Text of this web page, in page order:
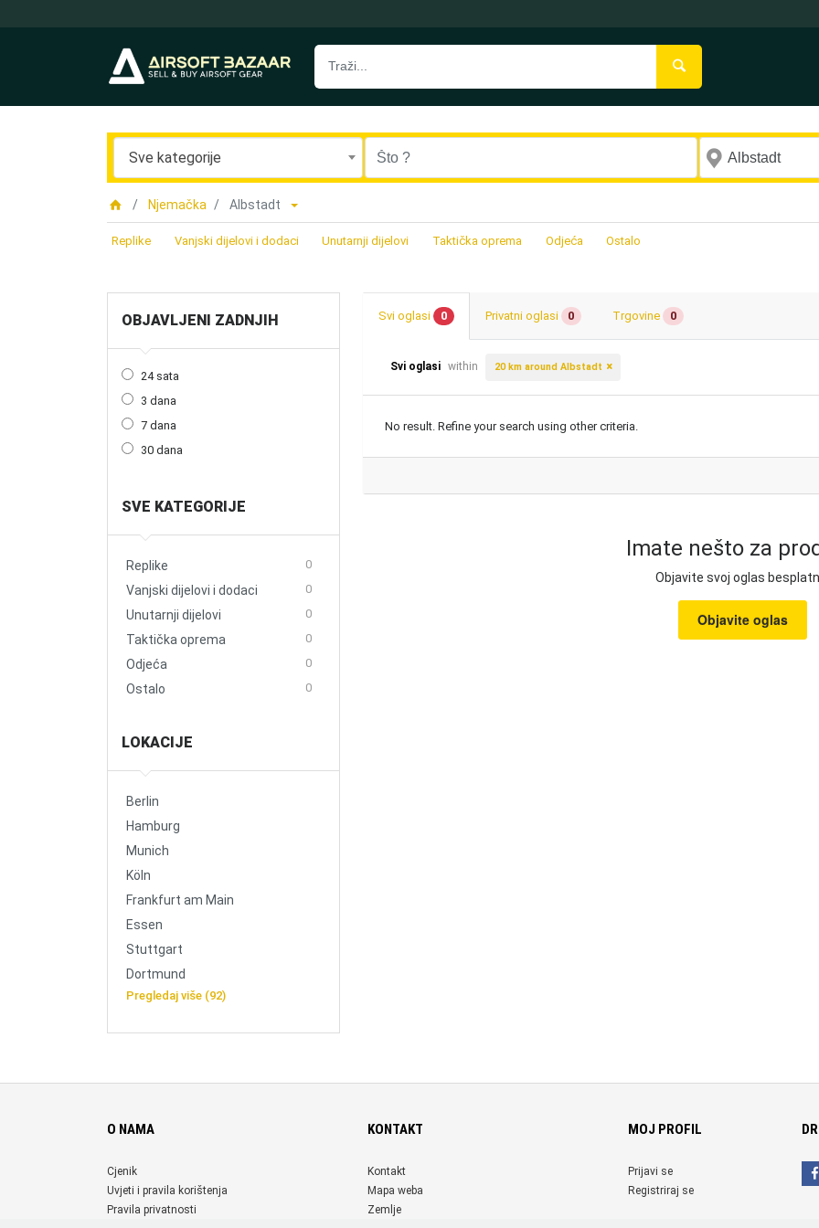
Sve kategorije
Njemačka Albstadt
Replike Vanjski dijelovi i dodaci Unutarnji dijelovi Taktička oprema Odjeća Ostalo
OBJAVLJENI ZADNJIH
24 sata
3 dana
7 dana
30 dana
SVE KATEGORIJE
Replike 0
Vanjski dijelovi i dodaci 0
Unutarnji dijelovi 0
Taktička oprema 0
Odjeća 0
Ostalo 0
LOKACIJE
Berlin
Hamburg
Munich
Köln
Frankfurt am Main
Essen
Stuttgart
Dortmund
Pregledaj više (92)
Svi oglasi 0 Privatni oglasi 0 Trgovine 0
Svi oglasi within 20 km around Albstadt
No result. Refine your search using other criteria.
Imate nešto za
Objavite svoj oglas
Objavite oglas
O NAMA
Cjenik
Uvjeti i pravila korištenja
Pravila privatnosti
KONTAKT
Kontakt
Mapa weba
Zemlje
MOJ PROFIL
Prijavi se
Registriraj se